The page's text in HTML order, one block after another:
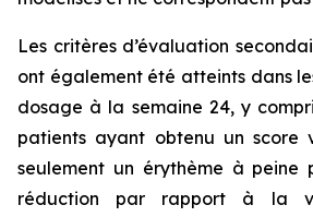
Les critères d’évaluation
ont également été atteints dans
dosage à la semaine 24, y
patients ayant obtenu un score
seulement un érythème à peine
réduction par rapport à la